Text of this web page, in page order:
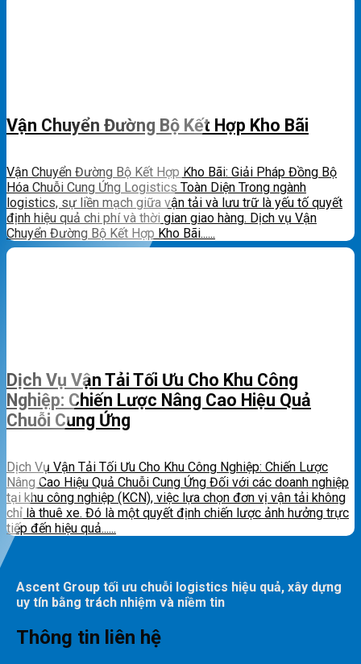
Vận Chuyển Đường Bộ Kết Hợp Kho Bãi
Vận Chuyển Đường Bộ Kết Hợp Kho Bãi: Giải Pháp Đồng Bộ
Hóa Chuỗi Cung Ứng Logistics Toàn Diện Trong ngành
logistics, sự liền mạch giữa vận tải và lưu trữ là yếu tố quyết
định hiệu quả chi phí và thời gian giao hàng. Dịch vụ Vận
Chuyển Đường Bộ Kết Hợp Kho Bãi......
Dịch Vụ Vận Tải Tối Ưu Cho Khu Công
Nghiệp: Chiến Lược Nâng Cao Hiệu Quả
Chuỗi Cung Ứng
Dịch Vụ Vận Tải Tối Ưu Cho Khu Công Nghiệp: Chiến Lược
Nâng Cao Hiệu Quả Chuỗi Cung Ứng Đối với các doanh nghiệp
tại khu công nghiệp (KCN), việc lựa chọn đơn vị vận tải không
chỉ là thuê xe. Đó là một quyết định chiến lược ảnh hưởng trực
tiếp đến hiệu quả......
Ascent Group tối ưu chuỗi logistics hiệu quả, xây dựng
uy tín bằng trách nhiệm và niềm tin
Thông tin liên hệ